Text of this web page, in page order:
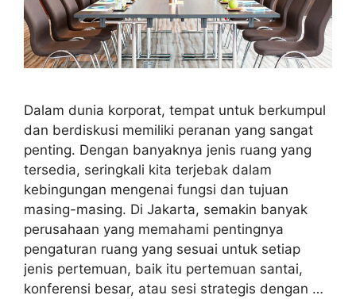
Dalam dunia korporat, tempat untuk berkumpul
dan berdiskusi memiliki peranan yang sangat
penting. Dengan banyaknya jenis ruang yang
tersedia, seringkali kita terjebak dalam
kebingungan mengenai fungsi dan tujuan
masing-masing. Di Jakarta, semakin banyak
perusahaan yang memahami pentingnya
pengaturan ruang yang sesuai untuk setiap
jenis pertemuan, baik itu pertemuan santai,
konferensi besar, atau sesi strategis dengan …